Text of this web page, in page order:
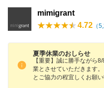
mimigrant
4.72 （
夏季休業のおしらせ
【重要】誠に勝手ながら
業とさせていただきます
とご協力の程宜しくお願い